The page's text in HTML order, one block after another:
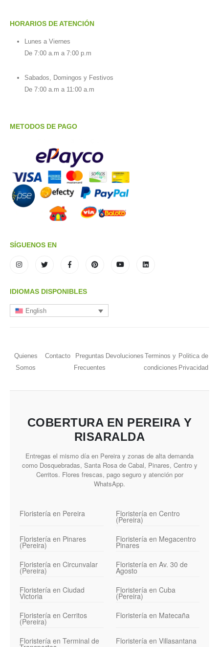
HORARIOS DE ATENCIÓN
Lunes a Viernes
De 7:00 a.m a 7:00 p.m
Sabados, Domingos y Festivos
De 7:00 a.m a 11:00 a.m
METODOS DE PAGO
SÍGUENOS EN
IDIOMAS DISPONIBLES
English
Quienes
Somos
Contacto
Preguntas
Frecuentes
Devoluciones Terminos y
condiciones
Politica de
Privacidad
COBERTURA EN PEREIRA Y
RISARALDA
Entregas el mismo día en Pereira y zonas de alta demanda
como Dosquebradas, Santa Rosa de Cabal, Pinares, Centro y
Cerritos. Flores frescas, pago seguro y atención por
WhatsApp.
Floristería en Pereira Floristería en Centro
(Pereira)
Floristería en Pinares
(Pereira)
Floristería en Megacentro
Pinares
Floristería en Circunvalar
(Pereira)
Floristería en Av. 30 de
Agosto
Floristería en Ciudad
Victoria
Floristería en Cuba
(Pereira)
Floristería en Cerritos
(Pereira)
Floristería en Matecaña
Floristería en Terminal de Floristería en Villasantana